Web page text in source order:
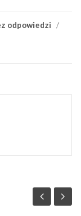
odpowiedzi /